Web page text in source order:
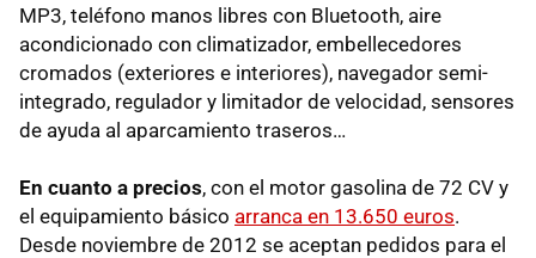
MP3, teléfono manos libres con Bluetooth, aire
acondicionado con climatizador, embellecedores
cromados (exteriores e interiores), navegador semi-
integrado, regulador y limitador de velocidad, sensores
de ayuda al aparcamiento traseros…
En cuanto a precios, con el motor gasolina de 72 CV y
el equipamiento básico arranca en 13.650 euros.
Desde noviembre de 2012 se aceptan pedidos para el